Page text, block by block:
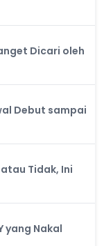
Dicari oleh
Debut sampai
Tidak, Ini
yang Nakal